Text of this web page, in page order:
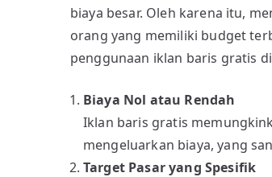
biaya besar. Oleh karena itu,
orang yang memiliki budget
penggunaan iklan baris gratis
Biaya Nol atau Rendah
Iklan baris gratis
mengeluarkan biaya, yang
Target Pasar yang Spesifik